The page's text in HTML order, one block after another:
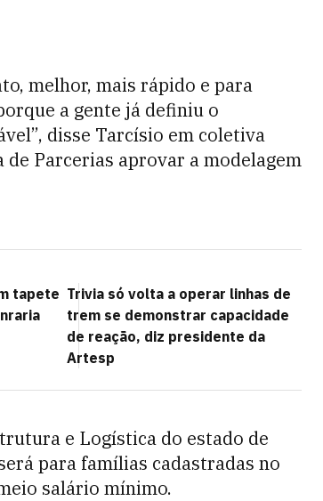
melhor, mais rápido e para
a gente já definiu o
disse Tarcísio em coletiva
Parcerias aprovar a modelagem
tapete Trivia só volta a operar linhas de
trem se demonstrar capacidade
de reação, diz presidente da
Artesp
e Logística do estado de
para famílias cadastradas no
salário mínimo.